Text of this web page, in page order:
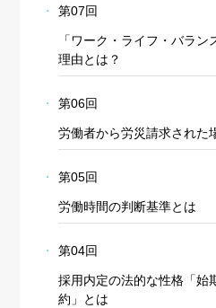
第07回
「ワーク・ライフ・バラ
理由とは？
第06回
労働者から労災請求された
第05回
労働時間の判断基準とは
第04回
採用内定の法的な性格「始
約」とは